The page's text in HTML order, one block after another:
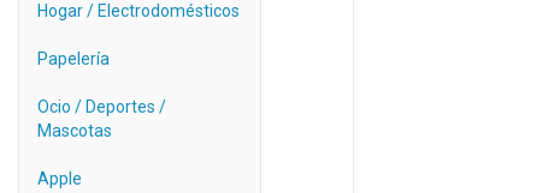
Hogar / Electrodomésticos
Papelería
Ocio / Deportes /
Mascotas
Apple